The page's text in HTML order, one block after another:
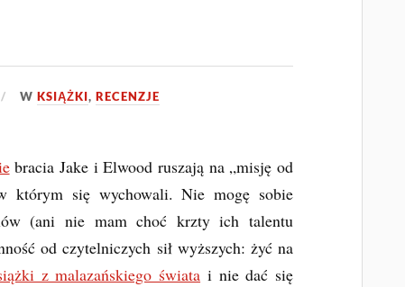
WKSIĄŻKI,RECENZJE
bracia Jake i Elwood ruszają na „misję od
którym się wychowali. Nie mogę sobie
(ani nie mam choć krzty ich talentu
od czytelniczych sił wyższych: żyć na
z malazańskiego świata i nie dać się